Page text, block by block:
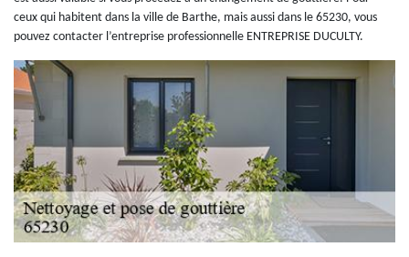
ceux qui habitent dans la ville de Barthe, mais aussi dans le 65230, vous
pouvez contacter l’entreprise professionnelle ENTREPRISE DUCULTY.